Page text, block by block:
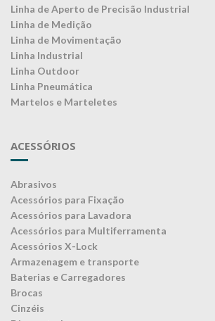
Linha de Aperto de Precisão Industrial
Linha de Medição
Linha de Movimentação
Linha Industrial
Linha Outdoor
Linha Pneumática
Martelos e Marteletes
ACESSÓRIOS
Abrasivos
Acessórios para Fixação
Acessórios para Lavadora
Acessórios para Multiferramenta
Acessórios X-Lock
Armazenagem e transporte
Baterias e Carregadores
Brocas
Cinzéis